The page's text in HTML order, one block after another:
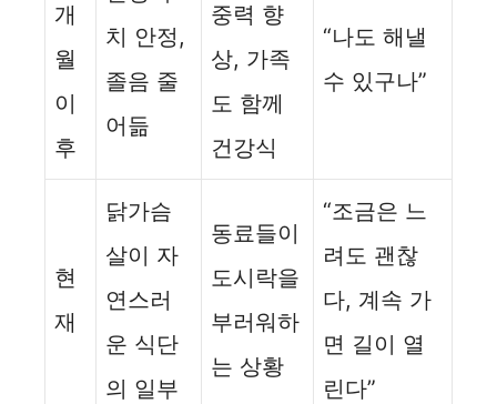
개
월
이
후
치 안정,
졸음 줄
어듦
중력 향
상, 가족
도 함께
건강식
“나도 해낼
수 있구나”
현
재
닭가슴
살이 자
연스러
운 식단
의 일부
동료들이
도시락을
부러워하
는 상황
“조금은 느
려도 괜찮
다, 계속 가
면 길이 열
린다”